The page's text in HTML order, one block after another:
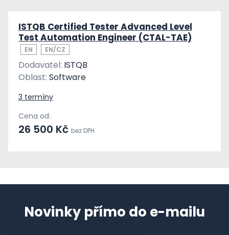
ISTQB Certified Tester Advanced Level
Test Automation Engineer (CTAL-TAE)
EN EN/CZ
Dodavatel: ISTQB
Oblast: Software
3 termíny
Cena od:
26 500 Kč bez DPH
Novinky přímo do e-mailu